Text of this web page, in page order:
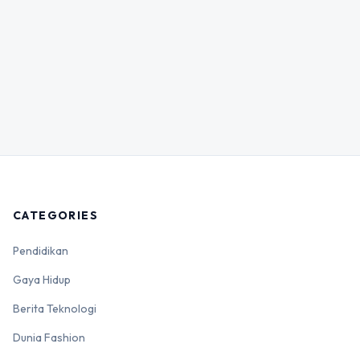
CATEGORIES
Pendidikan
Gaya Hidup
Berita Teknologi
Dunia Fashion